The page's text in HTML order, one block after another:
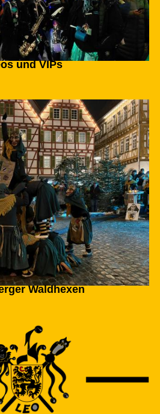
und VIPs
Waldhexen